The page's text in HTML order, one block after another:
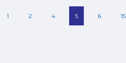
1 2 4 5 6 15